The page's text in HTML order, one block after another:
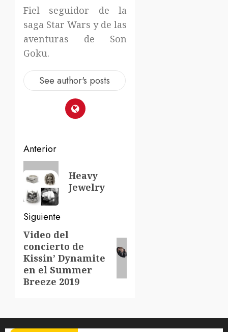
Fiel seguidor de la
saga Star Wars y de las
aventuras de Son
Goku.
See author's posts
Navegación
de
entradas
Anterior
Entrada
anterior:
Heavy
Jewelry
Siguiente
Siguiente
entrada:
Video del
concierto de
Kissin’ Dynamite
en el Summer
Breeze 2019